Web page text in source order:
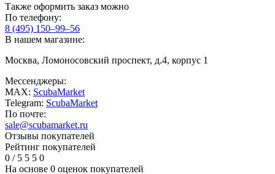
Также оформить заказ можно
По телефону:
8 (495) 150–99–56
В нашем магазине:
Москва, Ломоносовский проспект, д.4, корпус 1
Мессенджеры:
MAX: ScubaMarket
Telegram: ScubaMarket
По почте:
sale@scubamarket.ru
Отзывы покупателей
Рейтинг покупателей
0 /5 5 5 0
На основе 0 оценок покупателей